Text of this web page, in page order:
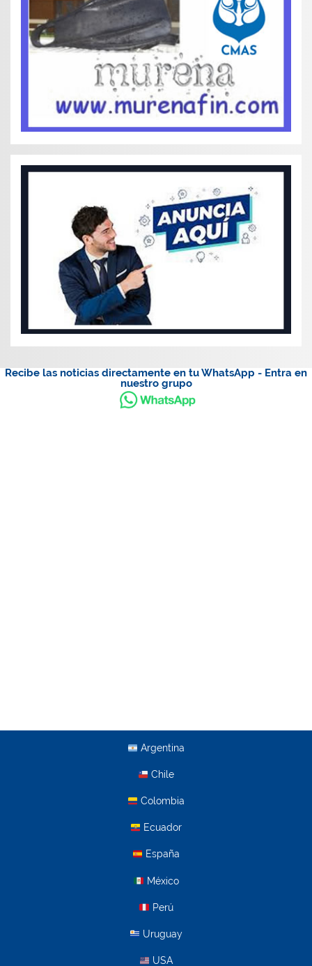
Recibe las noticias directamente en tu WhatsApp - Entra en
nuestro grupo
Argentina
Chile
Colombia
Ecuador
España
México
Perú
Uruguay
USA